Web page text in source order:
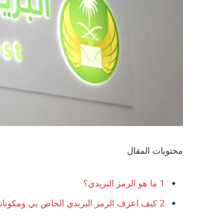
محتويات المقال
1 ما هو الرمز البريدي؟
2 كيف اعرف الرمز البريدي الخاص بي